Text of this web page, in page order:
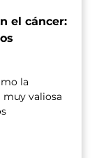
el cáncer:
la
valiosa